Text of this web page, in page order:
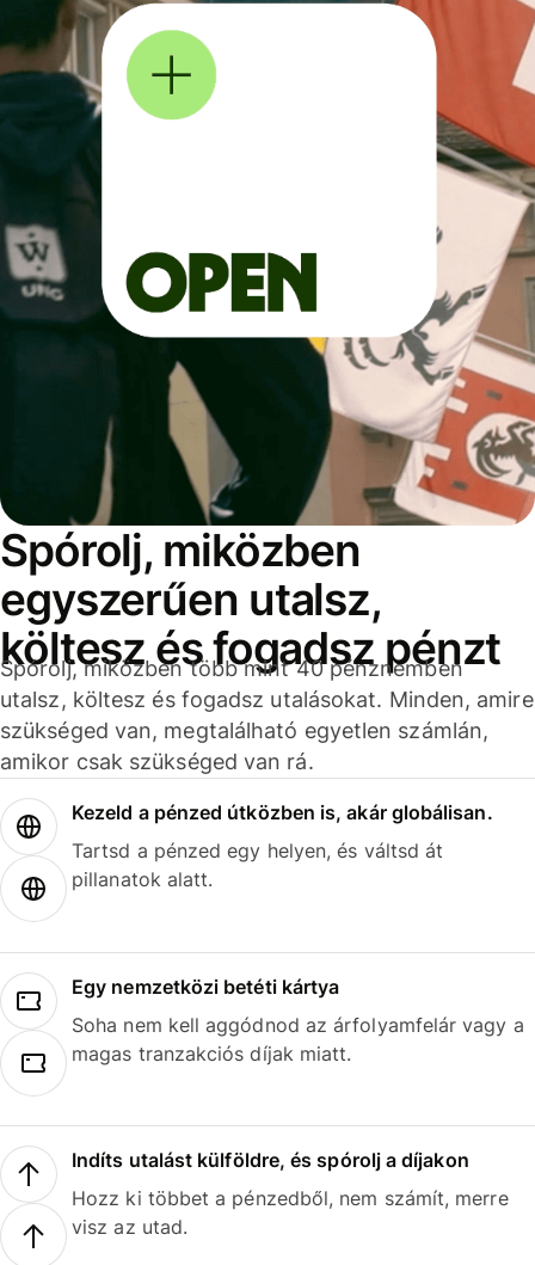
Spórolj, miközben
egyszerűen utalsz,
költesz és fogadsz pénzt
Spórolj, miközben több mint 40 pénznemben
utalsz, költesz és fogadsz utalásokat. Minden, amire
szükséged van, megtalálható egyetlen számlán,
amikor csak szükséged van rá.
Kezeld a pénzed útközben is, akár globálisan.
Tartsd a pénzed egy helyen, és váltsd át
pillanatok alatt.
Egy nemzetközi betéti kártya
Soha nem kell aggódnod az árfolyamfelár vagy a
magas tranzakciós díjak miatt.
Indíts utalást külföldre, és spórolj a díjakon
Hozz ki többet a pénzedből, nem számít, merre
visz az utad.